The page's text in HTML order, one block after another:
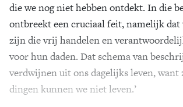
die we nog niet hebben ontdekt. In die
ontbreekt een cruciaal feit, namelijk dat
zijn die vrij handelen en
voor hun daden. Dat schema van
verdwijnen uit ons dagelijks leven, want
dingen kunnen we niet leven.’